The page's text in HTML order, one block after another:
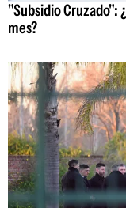
"Subsidio Cruzado":
mes?